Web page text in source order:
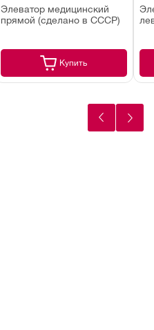
Элеватор медицинский
прямой (сделано в СССР)
Купить